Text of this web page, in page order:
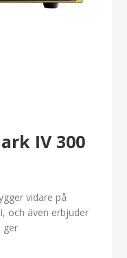
IV 300
vidare på
och även erbjuder
ger